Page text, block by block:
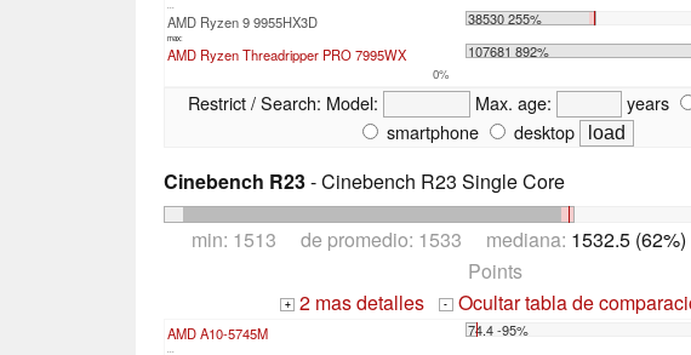
AMD Ryzen 9 9955HX3D 38530 255%
max:
AMD Ryzen Threadripper PRO 7995WX 107681 892%
0%
Restrict / Search: Model: Max. age: years
smartphone
desktop
Cinebench R23- Cinebench R23 Single Core
min: 1513 de promedio: 1533 mediana: 1532.5 (62%)
Points
+ 2 mas detalles - Ocultar tabla de
AMD A10-5745M 74.4 -95%
...